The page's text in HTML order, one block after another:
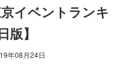
イベントランキ
版】
年08月24日